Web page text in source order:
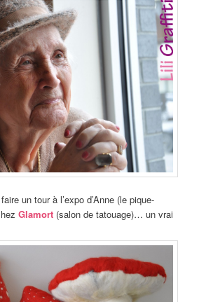
un tour à l’expo d’Anne (le pique-
Glamort (salon de tatouage)… un vrai